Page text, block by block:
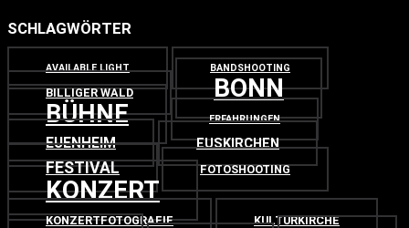
SCHLAGWÖRTER
AVAILABLE LIGHT BANDSHOOTING
BILLIGER WALD BONN
BÜHNE ERFAHRUNGEN
EUENHEIM EUSKIRCHEN
FESTIVAL FOTOSHOOTING
KONZERT
KONZERTFOTOGRAFIE KULTURKIRCHE